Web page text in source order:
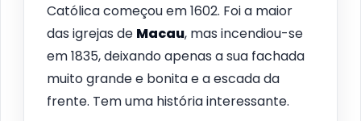
Católica começou em 1602. Foi a maior
das igrejas de Macau, mas incendiou-se
em 1835, deixando apenas a sua fachada
muito grande e bonita e a escada da
frente. Tem uma história interessante.